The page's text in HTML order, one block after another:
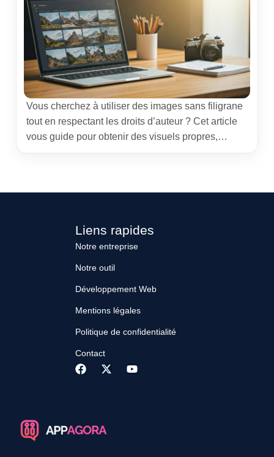
Vous cherchez à utiliser des images sans filigrane
tout en respectant les droits d’auteur ? Cet article
vous guide pour obtenir des visuels propres,
Liens rapides
Notre entreprise
Notre outil
Développement Web
Mentions légales
Politique de confidentialité
Contact